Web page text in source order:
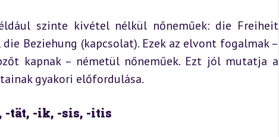
szinte kivétel nélkül nőneműek: die Freiheit
Beziehung (kapcsolat). Ezek az elvont fogalmak –
kapnak – németül nőneműek. Ezt jól mutatja a
gyakori előfordulása.
-tät, -ik, -sis, -itis